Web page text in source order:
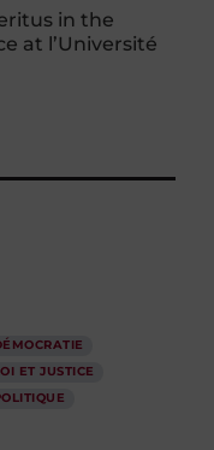
in the
at l’Université
ET JUSTICE